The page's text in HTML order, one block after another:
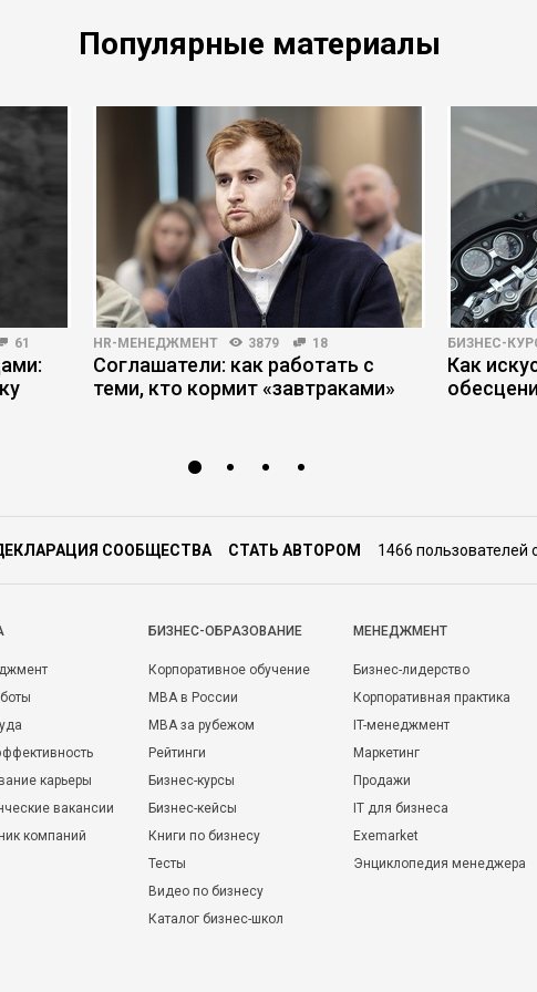
Популярные материалы
61 HR-МЕНЕДЖМЕНТ 3879 18
Соглашатели: как работать с
теми, кто кормит «завтраками»
БИЗНЕС-
Как
СООБЩЕСТВА СТАТЬ АВТОРОМ 1466 пользователей
карьеры
вакансии
компаний
БИЗНЕС-ОБРАЗОВАНИЕ
Корпоративное обучение
MBA в России
MBA за рубежом
Рейтинги
Бизнес-курсы
Бизнес-кейсы
Книги по бизнесу
Тесты
Видео по бизнесу
Каталог бизнес-школ
МЕНЕДЖМЕНТ
Бизнес-лидерство
Корпоративная практика
IT-менеджмент
Маркетинг
Продажи
IT для бизнеса
Exemarket
Энциклопедия менеджера